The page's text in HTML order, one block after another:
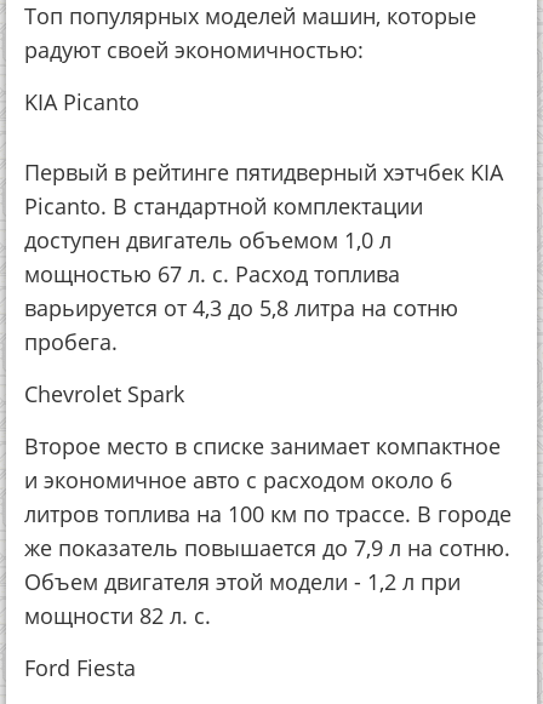
Топ популярных моделей машин, которые
радуют своей экономичностью:
KIA Picanto
Первый в рейтинге пятидверный хэтчбек KIA
Picanto. В стандартной комплектации
доступен двигатель объемом 1,0 л
мощностью 67 л. с. Расход топлива
варьируется от 4,3 до 5,8 литра на сотню
пробега.
Chevrolet Spark
Второе место в списке занимает компактное
и экономичное авто с расходом около 6
литров топлива на 100 км по трассе. В городе
же показатель повышается до 7,9 л на сотню.
Объем двигателя этой модели - 1,2 л при
мощности 82 л. с.
Ford Fiesta